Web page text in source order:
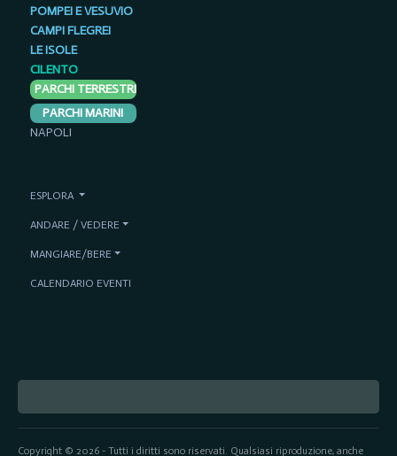
Copyright © 2026 - Tutti i diritti sono riservati. Qualsiasi riproduzione, anche
POMPEI E VESUVIO
CAMPI FLEGREI
LE ISOLE
CILENTO
PARCHI TERRESTRI
PARCHI MARINI
NAPOLI
ESPLORA
ANDARE / VEDERE
MANGIARE/BERE
CALENDARIO EVENTI